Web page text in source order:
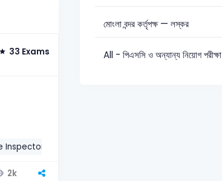
33 Exams
2016
2k
মোংলা বন্দর কর্তৃপক্ষ — লস্কর
All - পিএসসি ও অন্যান্য নিয়োগ পরীক্ষা